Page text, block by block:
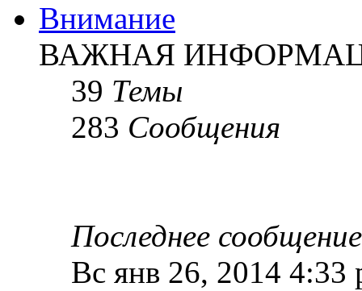
Внимание
ВАЖНАЯ
39 Темы
283 Сообщения
Последнее сообщение
Вс янв 26, 2014 4:33